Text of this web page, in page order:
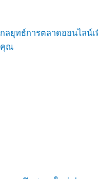
กลยุทธ์การตลาดออนไลน์
คุณ